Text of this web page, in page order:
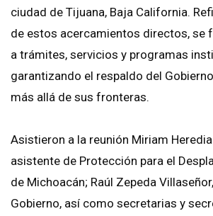
ciudad de Tijuana, Baja California.
de estos acercamientos directos, se
a trámites, servicios y programas
garantizando el respaldo del
más allá de sus fronteras.
Asistieron a la reunión Miriam
asistente de Protección para el
de Michoacán; Raúl Zepeda
Gobierno, así como secretarias y